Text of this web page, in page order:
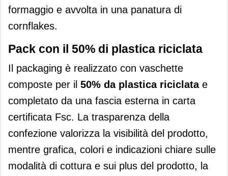
formaggio e avvolta in una panatura di
cornflakes.
Pack con il 50% di plastica riciclata
Il packaging è realizzato con vaschette
composte per il 50% da plastica riciclatae
completato da una fascia esterna in carta
certificata Fsc. La trasparenza della
confezione valorizza la visibilità del prodotto,
mentre grafica, colori e indicazioni chiare sulle
modalità di cottura e sui plus del prodotto, la